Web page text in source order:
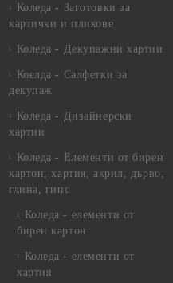
Коледа - Заготовки за
картички и пликове
Коледа - Декупажни хартии
Коелда - Салфетки за
декупаж
Коледа - Дизайнерски
хартии
Коледа - Eлементи от бирен
картон, хартия, акрил, дърво,
глина, гипс
Коледа - елементи от
бирен картон
Коледа - елементи от
хартия